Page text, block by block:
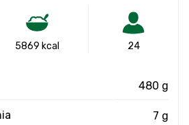
5869 kcal 24
480 g
7 g